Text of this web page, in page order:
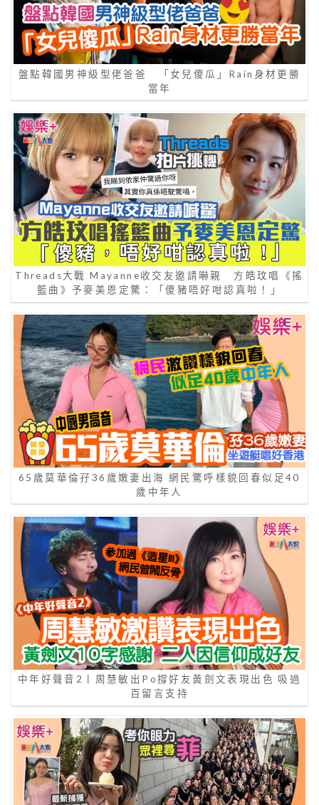
盤點韓國男神級型佬爸爸 「女兒傻瓜」Rain身材更勝
當年
Threads大戰 Mayanne收交友邀請嚇親 方皓玟唱《搖
籃曲》予麥美恩定驚：「傻豬唔好咁認真啦！」
65歲莫華倫孖36歲嫩妻出海 網民驚呼樣貌回春似足40
歲中年人
中年好聲音2丨周慧敏出Po撐好友黃劍文表現出色 吸過
百留言支持